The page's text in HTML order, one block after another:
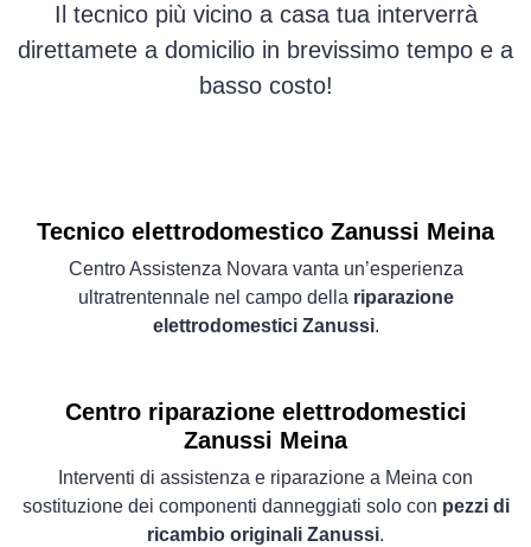
Il tecnico più vicino a casa tua interverrà
direttamete a domicilio in brevissimo tempo e a
basso costo!
Tecnico elettrodomestico Zanussi Meina
Centro Assistenza Novara vanta un’esperienza
ultratrentennale nel campo della riparazione
elettrodomestici Zanussi.
Centro riparazione elettrodomestici
Zanussi Meina
Interventi di assistenza e riparazione a Meina con
sostituzione dei componenti danneggiati solo con pezzi di
ricambio originali Zanussi.